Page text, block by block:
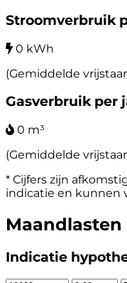
Stroomverbruik
0 kWh
(Gemiddelde
Gasverbruik per
0 m³
(Gemiddelde
* Cijfers zijn
indicatie en kunnen
Indicatie